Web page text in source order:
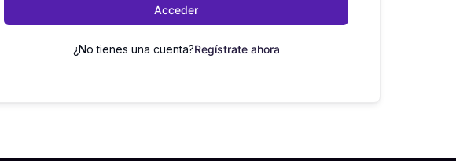
Acceder
¿No tienes una cuenta?Regístrate ahora